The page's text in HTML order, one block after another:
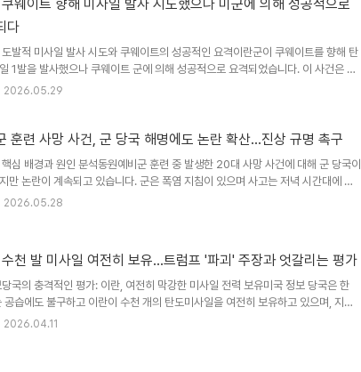
계하는 새로운 전장 환경을 만들고 있습니다. 바퀴 달린 로봇 차량은 여러 대의 카
표물을 조준하며, 휴식이나 보급 없이 장시간 작전을 수행할 수 있습니..
웨이트 향해 미사일 발사 시도했으나 미군에 의해 성공적으로
다
도발적 미사일 발사 시도와 쿠웨이트의 성공적인 요격이란군이 쿠웨이트를 향해 탄
1발을 발사했으나 쿠웨이트 군에 의해 성공적으로 요격되었습니다. 이 사건은 이
휴전 위반 행위로 간주되며, 역내 긴장을 고조시키는 요인이 되었습니다. 미군 중
5대를 발사했으나 모두 성공적으로 요격되었습니다. 미군은 반다르 아바스의 이
파트너들과 함께 경계를 유지하며 부당한 이란의 공격으로부터 미군과 미국의 이
하기..
2026.05.29
훈련 사망 사건, 군 당국 해명에도 논란 확산...진상 규명 촉구
심 배경과 원인 분석동원예비군 훈련 중 발생한 20대 사망 사건에 대해 군 당국이
만 논란이 계속되고 있습니다. 군은 폭염 지침이 있으며 사고는 저녁 시간대에 발
밝혔습니다. 또한 훈련 중 드론 감시 의혹에 대해서도 사실이 아니라고 반박했습
. 향후 전망 및 대중의 여론 반응정치권에서는 진상 규명과 재발 방지 대책 마련을
목소리가 나오고 있습니다. 군 당국은 수사 결과를 지켜봐야 한다는 입장이지..
2026.05.28
천 발 미사일 여전히 보유…트럼프 '파괴' 주장과 엇갈리는 평가
당국의 충격적인 평가: 이란, 여전히 막강한 미사일 전력 보유미국 정보 당국은 한
공습에도 불구하고 이란이 수천 개의 탄도미사일을 여전히 보유하고 있으며, 지하
이용해 언제든 공격할 수 있다고 평가했습니다. 이는 트럼프 행정부의 '이란 미사
2026.04.11